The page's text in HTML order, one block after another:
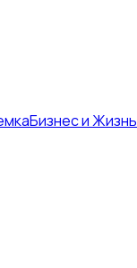
Бизнес и Жизнь